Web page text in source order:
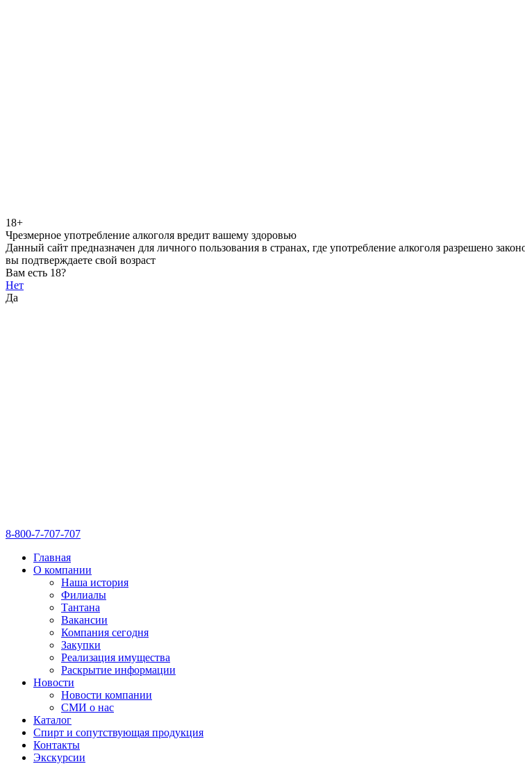
18+
Чрезмерное употребление алкоголя вредит вашему здоровью
Данный сайт предназначен для личного пользования в странах, где употребление алкоголя разрешено
вы подтверждаете свой возраст
Вам есть 18?
Нет
Да
8-800-7-707-707
Главная
О компании
Наша история
Филиалы
Тантана
Вакансии
Компания сегодня
Закупки
Реализация имущества
Раскрытие информации
Новости
Новости компании
СМИ о нас
Каталог
Спирт и сопутствующая продукция
Контакты
Экскурсии